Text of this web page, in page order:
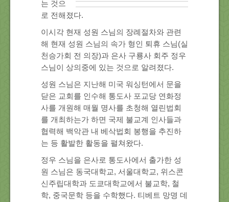
는 것으
로 전해졌다.
이시각 현재 성원 스님의 장례절차와 관련
해 현재 성원 스님의 속가 형인 퇴휴 스님(실
천승가회 전 의장)과 은사 구룡사 회주 정우
스님이 상의중에 있는 것으로 알려졌다.
성원 스님은 지난해 미국 워싱턴에서 문을
닫은 교회를 인수해 통도사 포교당 연화정
사를 개원해 매월 명사를 초청해 열린법회
를 개최하는가 하면 국제 불교계 인사들과
협력해 백악관 내 베삭법회 봉행을 추진하
는 등 활발한 활동을 펼쳐왔다.
정우 스님을 은사로 통도사에서 출가한 성
원 스님은 동국대학교, 서울대학교, 위스콘
신주립대학과 도쿄대학교에서 불교학, 철
학, 중국문학 등을 수학했다. 티베트 망명 데